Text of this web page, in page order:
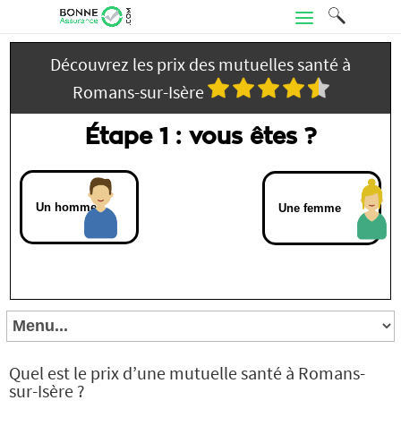
Découvrez les prix des mutuelles santé à
Romans-sur-Isère
Étape 1 : vous êtes ?
Un homme Une femme
Quel est le prix d’une mutuelle santé à Romans-
sur-Isère ?